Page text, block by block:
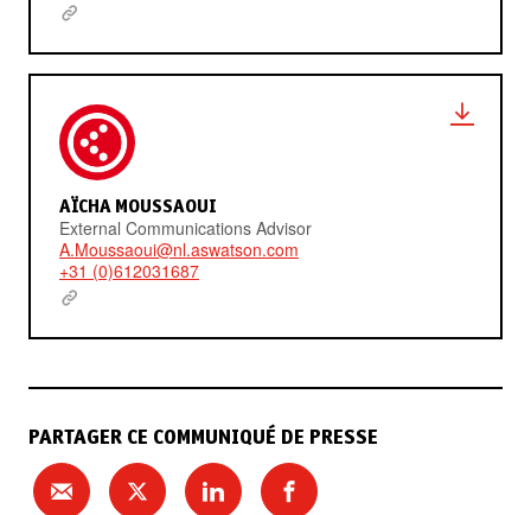
AÏCHA MOUSSAOUI
External Communications Advisor
A.Moussaoui@nl.aswatson.com
+31 (0)612031687
PARTAGER CE COMMUNIQUÉ DE PRESSE